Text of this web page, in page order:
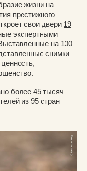
жизни на
престижного
свои двери 19
экспертными
на 100
снимки
более 45 тысяч
из 95 стран